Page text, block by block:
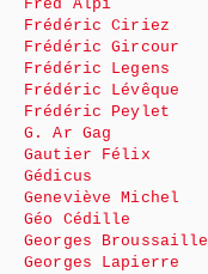
Fred Alpi
Frédéric Ciriez
Frédéric Gircour
Frédéric Legens
Frédéric Lévêque
Frédéric Peylet
G. Ar Gag
Gautier Félix
Gédicus
Geneviève Michel
Géo Cédille
Georges Broussaille
Georges Lapierre